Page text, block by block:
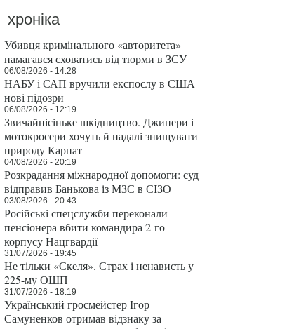
хроніка
Убивця кримінального «авторитета»
намагався сховатись від тюрми в ЗСУ
06/08/2026 - 14:28
НАБУ і САП вручили експослу в США
нові підозри
06/08/2026 - 12:19
Звичайнісіньке шкідництво. Джипери і
мотокросери хочуть й надалі знищувати
природу Карпат
04/08/2026 - 20:19
Розкрадання міжнародної допомоги: суд
відправив Банькова із МЗС в СІЗО
03/08/2026 - 20:43
Російські спецслужби переконали
пенсіонера вбити командира 2-го
корпусу Нацгвардії
31/07/2026 - 19:45
Не тільки «Скеля». Страх і ненависть у
225-му ОШП
31/07/2026 - 18:19
Український гросмейстер Ігор
Самуненков отримав відзнаку за